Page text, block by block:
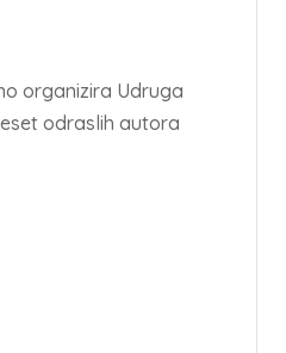
organizira Udruga
odraslih autora